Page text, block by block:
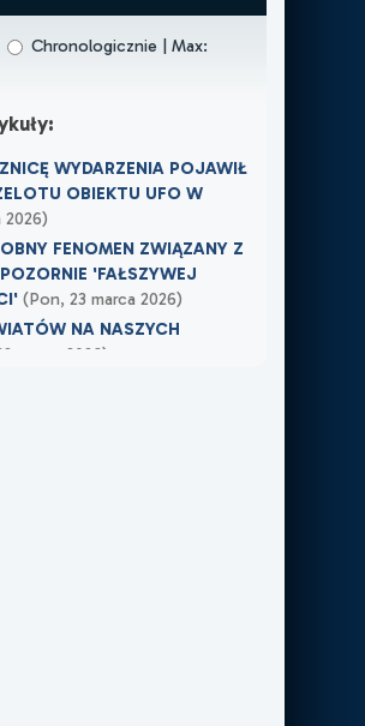
Chronologicznie | Max:
WYDARZENIA POJAWIŁ
OBIEKTU UFO W
FENOMEN ZWIĄZANY Z
'FAŁSZYWEJ
(Pon, 23 marca 2026)
NA NASZYCH
marca 2026)